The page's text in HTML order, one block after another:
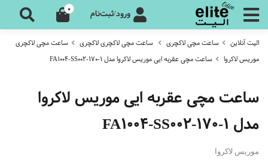
ورود/ثبت‌نام 0
الیت آنلاین ساعت مچی لاکچری ساعت مچی لاکچری لاکچری
ساعت مچی لاکچری
موریس لاکروا
ساعت مچی عقربه ایی موریس لاکروا مدل FA1004-SS002-170-1
ساعت مچی عقربه ایی موریس لاکروا
مدل FA1004-SS002-170-1
موریس لاکروا